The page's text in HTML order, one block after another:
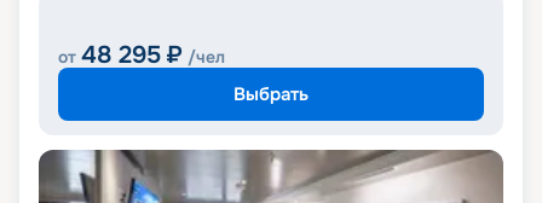
от 48 295 ₽ /чел
Выбрать